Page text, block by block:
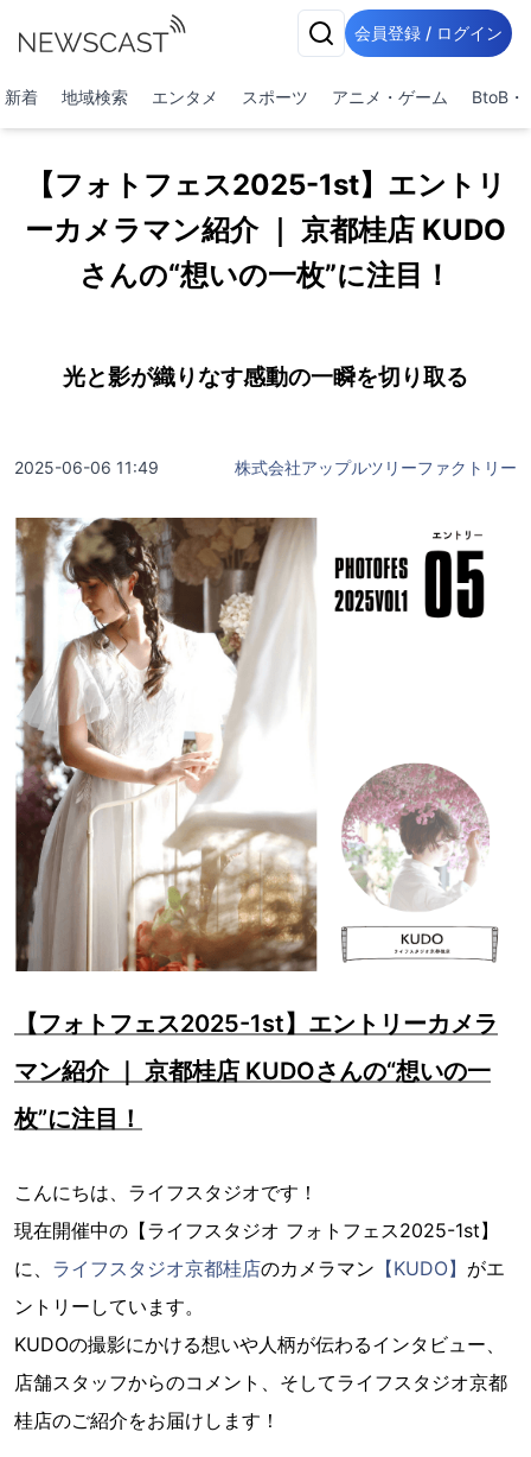
会員登録 / ログイン
新着 地域検索 エンタメ スポーツ アニメ・ゲーム BtoB・
【フォトフェス2025-1st】エントリ
ーカメラマン紹介 ｜ 京都桂店 KUDO
さんの“想いの一枚”に注目！
光と影が織りなす感動の一瞬を切り取る
2025-06-06 11:49 株式会社アップルツリーファクトリー
【フォトフェス2025-1st】エントリーカメラ
マン紹介 ｜ 京都桂店 KUDOさんの“想いの一
枚”に注目！
こんにちは、ライフスタジオです！
現在開催中の【ライフスタジオ フォトフェス2025-1st】
に、 ライフスタジオ京都桂店のカメラマン 【KUDO】 がエ
ントリーしています。
KUDOの撮影にかける想いや人柄が伝わるインタビュー、
店舗スタッフからのコメント、そしてライフスタジオ京都
桂店のご紹介をお届けします！